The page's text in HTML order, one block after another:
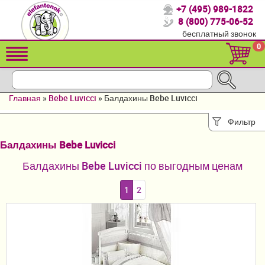
Спасибо, что выбрали нас!
Распродажа!
Детские коляски
Летние товары
Мебель и аксессуары
Постельные принадлежности
+7 (495) 989-1822
8 (800) 775-06-52
бесплатный звонок
0
Главная » Bebe Luvicci » Балдахины Bebe Luvicci
Фильтр
Балдахины Bebe Luvicci
Балдахины Bebe Luvicci по выгодным ценам
1 2